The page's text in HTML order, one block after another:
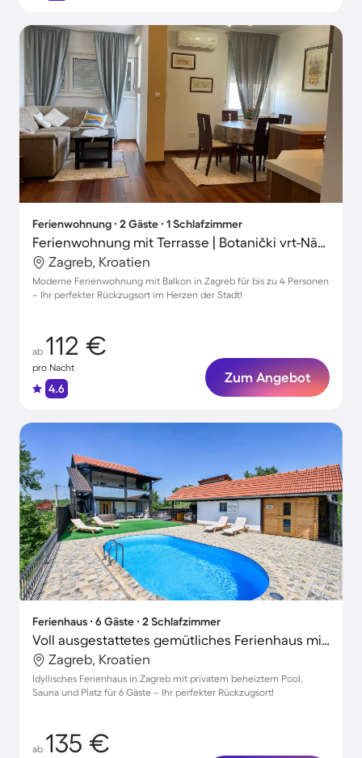
Ferienwohnung ∙ 2 Gäste ∙ 1 Schlafzimmer
Ferienwohnung mit Terrasse | Botanički vrt-Nähe
Zagreb, Kroatien
Moderne Ferienwohnung mit Balkon in Zagreb für bis zu 4 Personen
– Ihr perfekter Rückzugsort im Herzen der Stadt!
ab 112 €
pro Nacht
4.6
Zum Angebot
Ferienhaus ∙ 6 Gäste ∙ 2 Schlafzimmer
Voll ausgestattetes gemütliches Ferienhaus mit privatem Pool, Whirlpool und Grill | Naturblick | Haustiere sind willkommen
Zagreb, Kroatien
Idyllisches Ferienhaus in Zagreb mit privatem beheiztem Pool,
Sauna und Platz für 6 Gäste – Ihr perfekter Rückzugsort!
ab 135 €